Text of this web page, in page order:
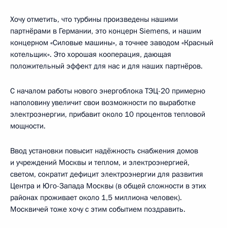
Хочу отметить, что турбины произведены нашими
партнёрами в Германии, это концерн Siemens, и нашим
концерном «Силовые машины», а точнее заводом «Красный
котельщик». Это хорошая кооперация, дающая
положительный эффект для нас и для наших партнёров.
С началом работы нового энергоблока ТЭЦ-20 примерно
наполовину увеличит свои возможности по выработке
электроэнергии, прибавит около 10 процентов тепловой
мощности.
Ввод установки повысит надёжность снабжения домов
и учреждений Москвы и теплом, и электроэнергией,
светом, сократит дефицит электроэнергии для развития
Центра и Юго-Запада Москвы (в общей сложности в этих
районах проживает около 1,5 миллиона человек).
Москвичей тоже хочу с этим событием поздравить.